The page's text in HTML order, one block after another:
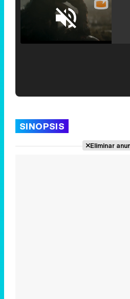
Unmute
SINOPSIS
Eliminar